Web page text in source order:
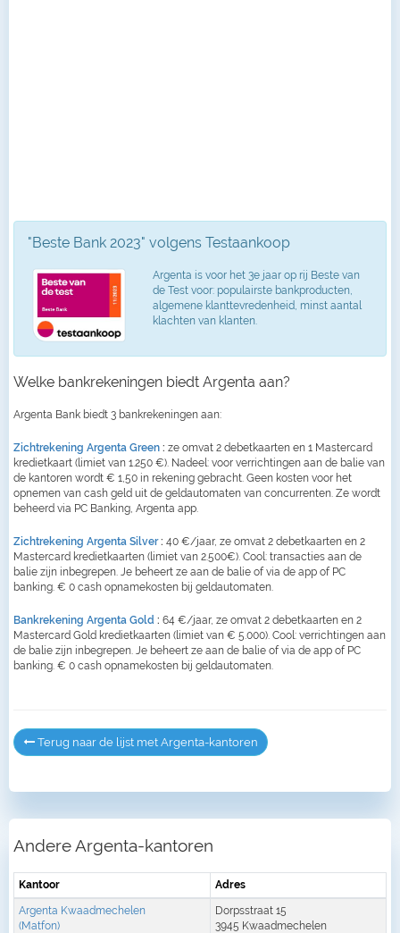
"Beste Bank 2023" volgens Testaankoop
Argenta is voor het 3e jaar op rij Beste van
de Test voor: populairste bankproducten,
algemene klanttevredenheid, minst aantal
klachten van klanten.
Welke bankrekeningen biedt Argenta aan?
Argenta Bank biedt 3 bankrekeningen aan:
Zichtrekening Argenta Green : ze omvat 2 debetkaarten en 1 Mastercard
kredietkaart (limiet van 1.250 €). Nadeel: voor verrichtingen aan de balie van
de kantoren wordt € 1,50 in rekening gebracht. Geen kosten voor het
opnemen van cash geld uit de geldautomaten van concurrenten. Ze wordt
beheerd via PC Banking, Argenta app.
Zichtrekening Argenta Silver: 40 €/jaar, ze omvat 2 debetkaarten en 2
Mastercard kredietkaarten (limiet van 2.500€). Cool: transacties aan de
balie zijn inbegrepen. Je beheert ze aan de balie of via de app of PC
banking. € 0 cash opnamekosten bij geldautomaten.
Bankrekening Argenta Gold : 64 €/jaar, ze omvat 2 debetkaarten en 2
Mastercard Gold kredietkaarten (limiet van € 5.000). Cool: verrichtingen aan
de balie zijn inbegrepen. Je beheert ze aan de balie of via de app of PC
banking. € 0 cash opnamekosten bij geldautomaten.
Terug naar de lijst met Argenta-kantoren
Andere Argenta-kantoren
Kantoor Adres
Argenta Kwaadmechelen
(Matfon)
Dorpsstraat 15
3945 Kwaadmechelen